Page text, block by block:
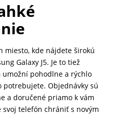
miesto, kde nájdete širokú
Galaxy J5. Je to tiež
pohodlne a rýchlo
potrebujete. Objednávky sú
a doručené priamo k vám
svoj telefón chrániť s novým